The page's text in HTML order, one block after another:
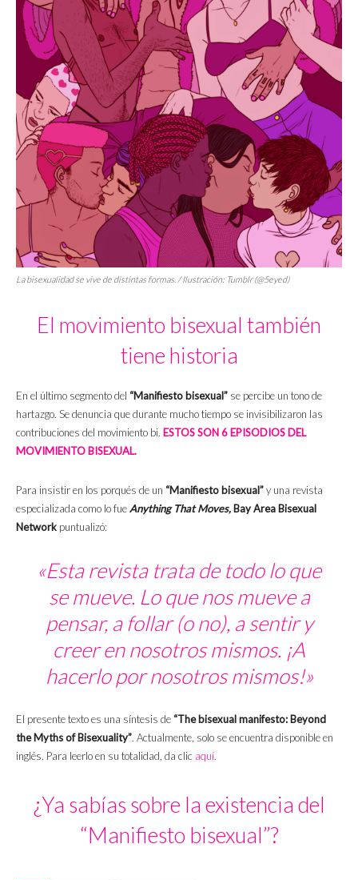
La bisexualidad se vive de distintas formas. / Ilustración: Tumblr (@5eyed)
El movimiento bisexual también
tiene historia
En el último segmento del “Manifiesto bisexual” se percibe un tono de
hartazgo. Se denuncia que durante mucho tiempo se invisibilizaron las
contribuciones del movimiento bi. ESTOS SON 6 EPISODIOS DEL
MOVIMIENTO BISEXUAL.
Para insistir en los porqués de un “Manifiesto bisexual”y una revista
especializada como lo fueAnything That Moves, Bay Area Bisexual
Network puntualizó:
«Esta revista trata de todo lo que
se mueve. Lo que nos mueve a
pensar, a follar (o no), a sentir y
creer en nosotros mismos. ¡A
hacerlo por nosotros mismos!»
El presente texto es una síntesis de “The bisexual manifesto: Beyond
the Myths of Bisexuality”. Actualmente, solo se encuentra disponible en
inglés. Para leerlo en su totalidad, da clic aquí.
¿Ya sabías sobre la existencia del
“Manifiesto bisexual”?